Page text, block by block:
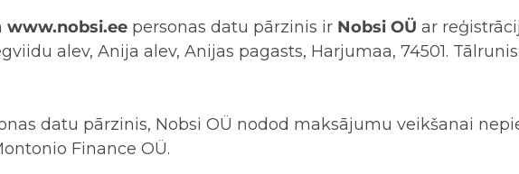
www.nobsi.eepersonas datu pārzinis ir Nobsi OÜ ar
alev, Anija alev, Anijas pagasts, Harjumaa, 74501.
datu pārzinis, Nobsi OÜ nodod maksājumu veikšanai
Finance OÜ.